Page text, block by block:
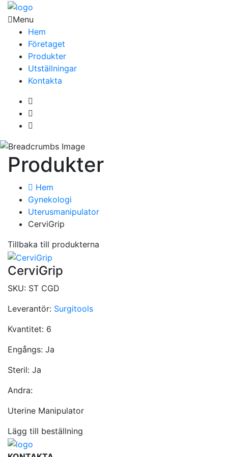
Menu
Hem
Företaget
Produkter
Utställningar
Kontakta
Produkter
Hem
Gynekologi
Uterusmanipulator
CerviGrip
Tillbaka till produkterna
CerviGrip
SKU: ST CGD
Leverantör: Surgitools
Kvantitet: 6
Engångs: Ja
Steril: Ja
Andra:
Uterine Manipulator
Lägg till beställning